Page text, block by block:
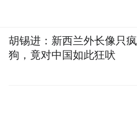
胡锡进：新西兰外长像只疯
狗，竟对中国如此狂吠